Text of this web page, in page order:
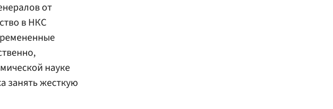
от
в НКС
науке
занять жесткую